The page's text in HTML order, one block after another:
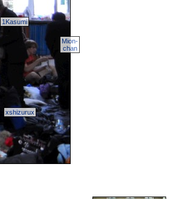
1Kasumi
Mion-
chan
xshizurux